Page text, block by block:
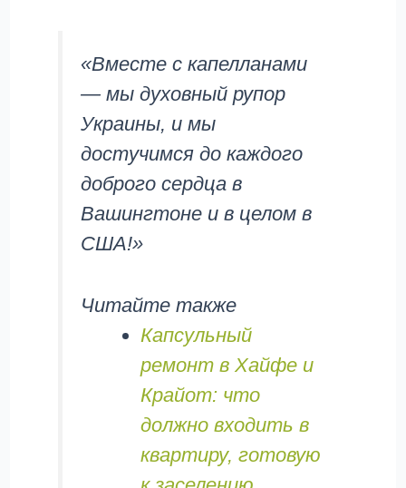
«Вместе с капелланами
— мы духовный рупор
Украины, и мы
достучимся до каждого
доброго сердца в
Вашингтоне и в целом в
США!»
Читайте также
Капсульный
ремонт в Хайфе и
Крайот: что
должно входить в
квартиру, готовую